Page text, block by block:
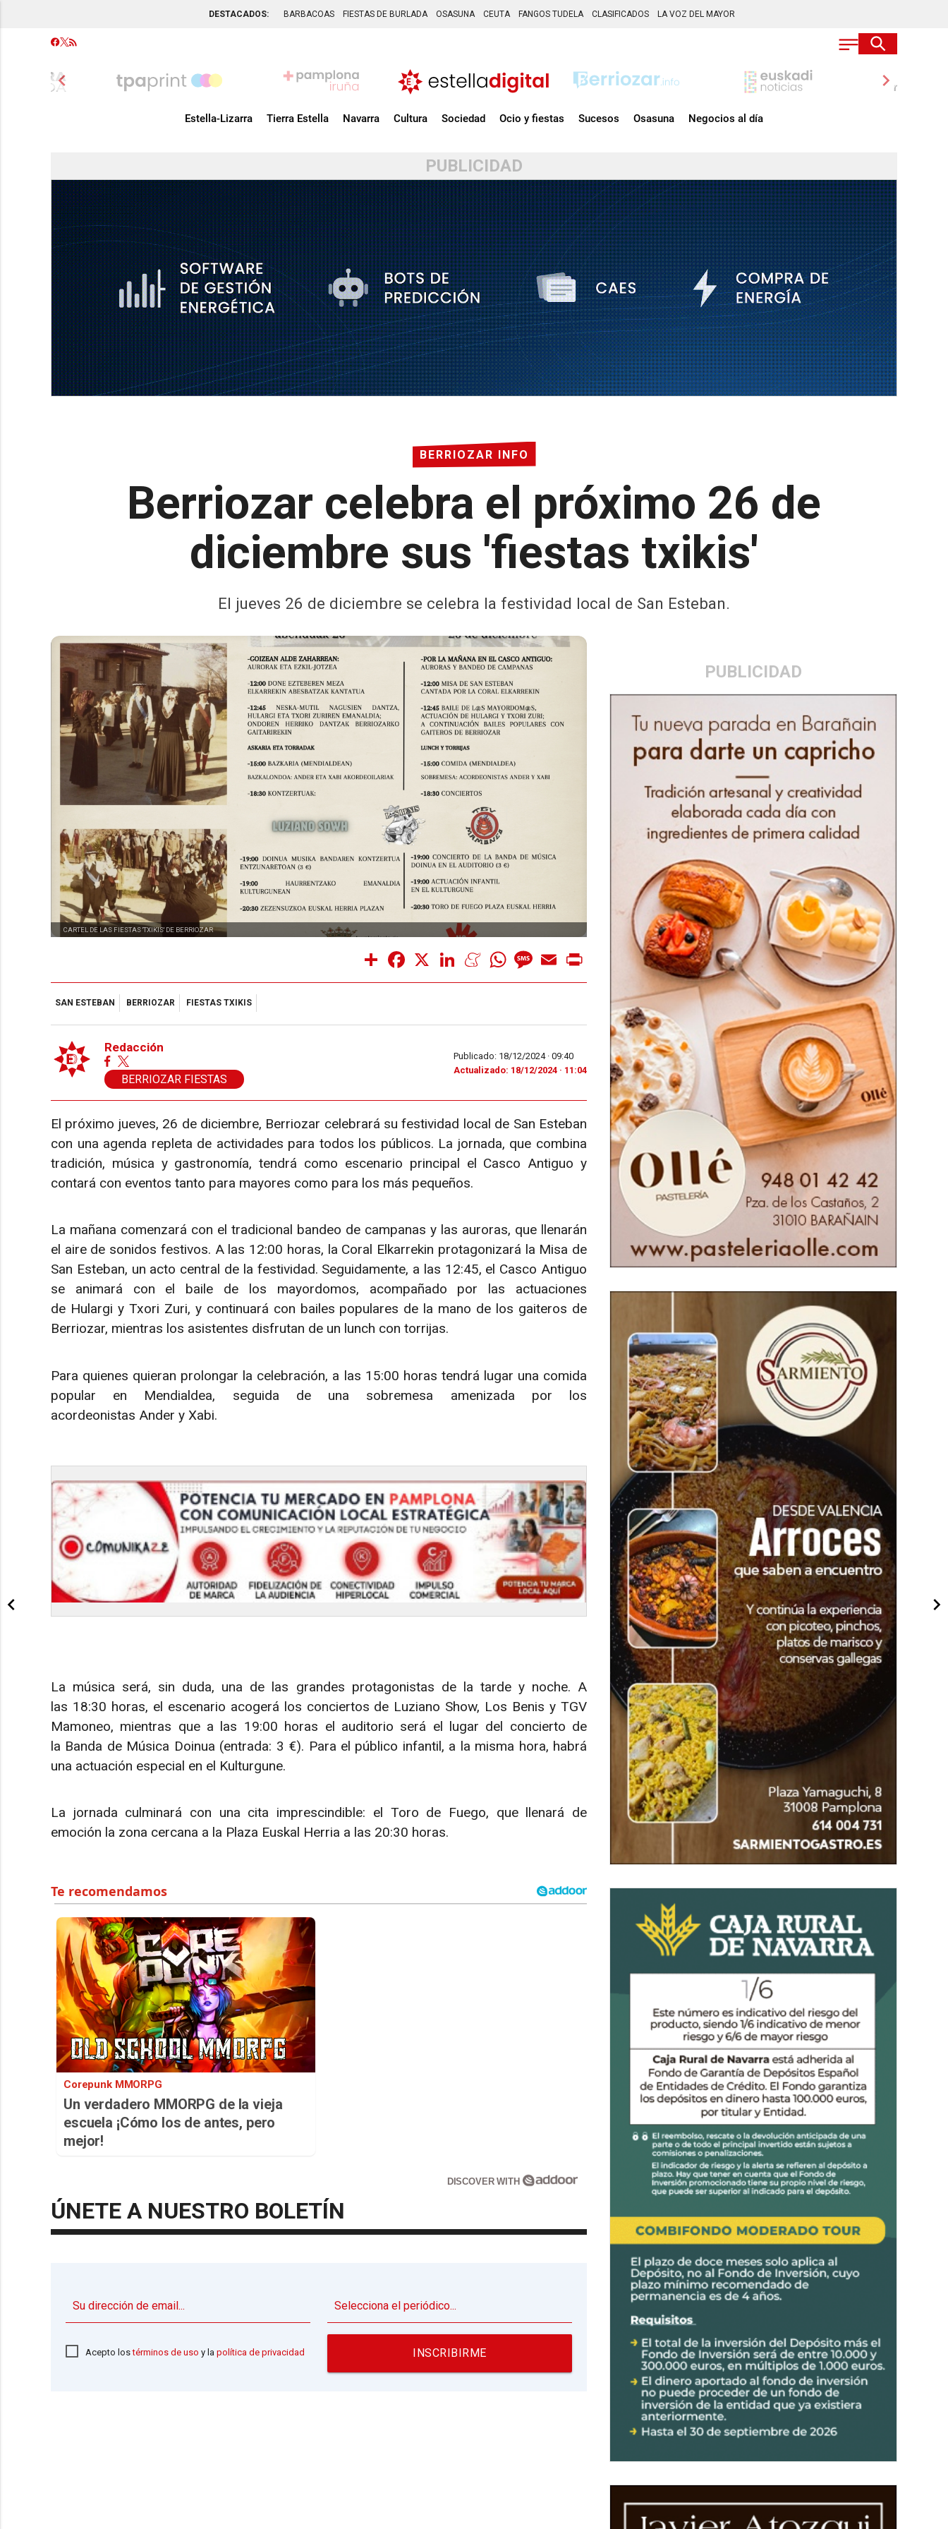
DESTACADOS: BARBACOAS FIESTAS DE BURLADA OSASUNA CEUTA FANGOS TUDELA CLASIFICADOS LA VOZ DEL MAYOR
chevron_left chevron_right
Estella-Lizarra Tierra Estella Navarra Cultura Sociedad Ocio y fiestas Sucesos Osasuna Negocios al día
PUBLICIDAD
BERRIOZAR INFO
Berriozar celebra el próximo 26 de
diciembre sus 'fiestas txikis'
El jueves 26 de diciembre se celebra la festividad local de San Esteban.
PUBLICIDAD
CARTEL DE LAS FIESTAS 'TXIKIS' DE BERRIOZAR
Share Facebook LinkedInMeneameWhatsAppMessage
Email
SAN ESTEBAN BERRIOZAR FIESTAS TXIKIS
Redacción
BERRIOZAR FIESTAS
Publicado: 18/12/2024 · 09:40
Actualizado: 18/12/2024 · 11:04
El próximo jueves, 26 de diciembre, Berriozar celebrará su festividad local de San Esteban
con una agenda repleta de actividades para todos los públicos. La jornada, que combina
tradición, música y gastronomía, tendrá como escenario principal el Casco Antiguo y
contará con eventos tanto para mayores como para los más pequeños.
La mañana comenzará con el tradicional bandeo de campanas y las auroras, que llenarán
el aire de sonidos festivos. A las 12:00 horas, la Coral Elkarrekin protagonizará la Misa de
San Esteban, un acto central de la festividad. Seguidamente, a las 12:45, el Casco Antiguo
se animará con el baile de los mayordomos, acompañado por las actuaciones
de Hulargi y Txori Zuri, y continuará con bailes populares de la mano de los gaiteros de
Berriozar, mientras los asistentes disfrutan de un lunch con torrijas.
Para quienes quieran prolongar la celebración, a las 15:00 horas tendrá lugar una comida
popular en Mendialdea, seguida de una sobremesa amenizada por los
acordeonistas Ander y Xabi.
La música será, sin duda, una de las grandes protagonistas de la tarde y noche. A
las 18:30 horas, el escenario acogerá los conciertos de Luziano Show, Los Benis y TGV
Mamoneo, mientras que a las 19:00 horas el auditorio será el lugar del concierto de
la Banda de Música Doinua (entrada: 3 €). Para el público infantil, a la misma hora, habrá
una actuación especial en el Kulturgune.
La jornada culminará con una cita imprescindible: el Toro de Fuego, que llenará de
emoción la zona cercana a la Plaza Euskal Herria a las 20:30 horas.
Corepunk MMORPG
Un verdadero MMORPG de la vieja
escuela ¡Cómo los de antes, pero
mejor!
DISCOVER WITH
ÚNETE A NUESTRO BOLETÍN
Acepto lostérminos de uso y la política de privacidad INSCRIBIRME